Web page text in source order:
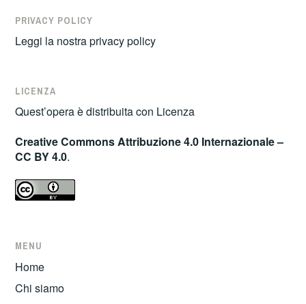
PRIVACY POLICY
Leggi la nostraprivacy policy
LICENZA
Quest’opera è distribuita con Licenza
Creative Commons Attribuzione 4.0 Internazionale –
CC BY 4.0.
MENU
Home
Chi siamo